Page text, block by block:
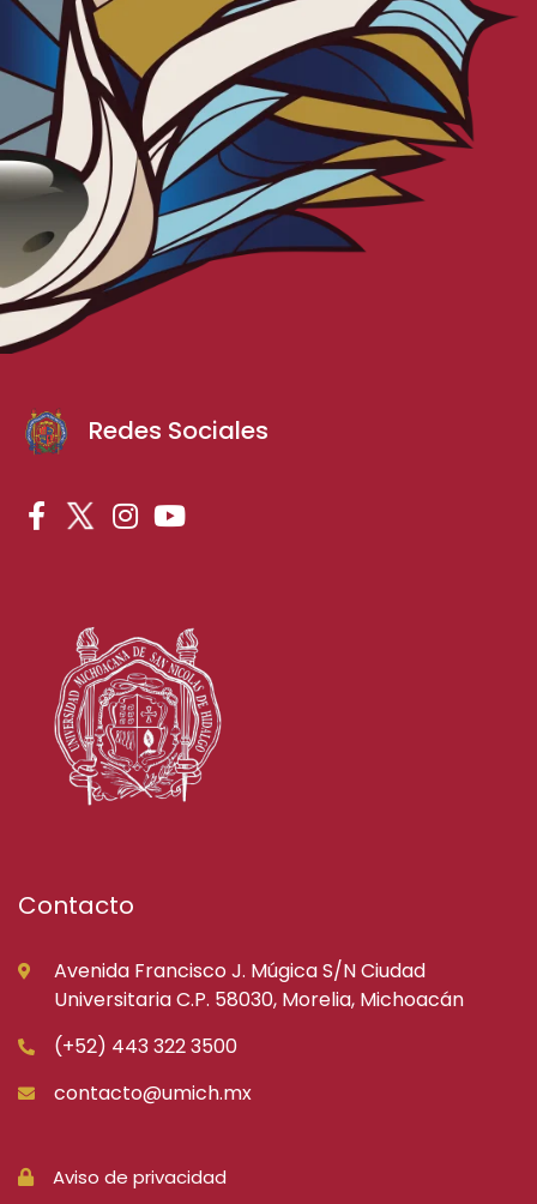
Redes Sociales
Contacto
Avenida Francisco J. Múgica S/N Ciudad
Universitaria C.P. 58030, Morelia, Michoacán
(+52) 443 322 3500
contacto@umich.mx
Aviso de privacidad